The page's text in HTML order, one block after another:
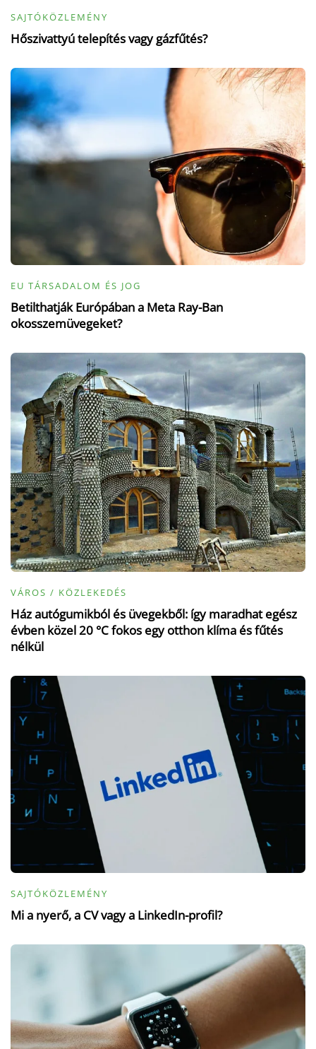
SAJTÓKÖZLEMÉNY
Hőszivattyú telepítés vagy gázfűtés?
EU TÁRSADALOM ÉS JOG
Betilthatják Európában a Meta Ray-Ban
okosszemüvegeket?
VÁROS / KÖZLEKEDÉS
Ház autógumikból és üvegekből: így maradhat egész
évben közel 20 °C fokos egy otthon klíma és fűtés
nélkül
SAJTÓKÖZLEMÉNY
Mi a nyerő, a CV vagy a LinkedIn-profil?